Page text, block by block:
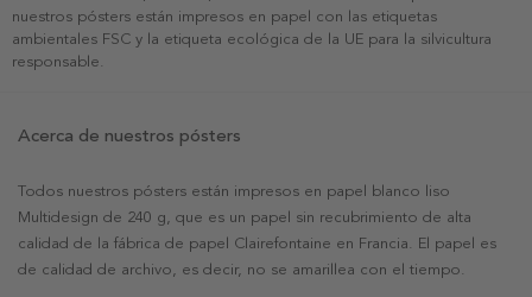
nuestros pósters están impresos en papel con las etiquetas
ambientales FSC y la etiqueta ecológica de la UE para la silvicultura
responsable.
Acerca de nuestros pósters
Todos nuestros pósters están impresos en papel blanco liso
Multidesign de 240 g, que es un papel sin recubrimiento de alta
calidad de la fábrica de papel Clairefontaine en Francia. El papel es
de calidad de archivo, es decir, no se amarillea con el tiempo.